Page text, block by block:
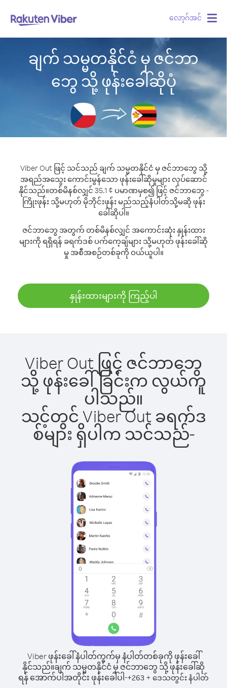
လော့ဂ်အင်
ချက် သမ္မတနိုင်ငံ မှ ဇင်ဘာ
ဘွေ သို့ ဖုန်းခေါ်ဆိုပုံ
Viber Out ဖြင့် သင်သည် ချက် သမ္မတနိုင်ငံ မှ ဇင်ဘာဘွေ သို့
အရည်အသွေး ကောင်းမွန်သော ဖုန်းခေါ်ဆိုမှုများ လုပ်ဆောင်
နိုင်သည်။တစ်မိနစ်လျှင် 35.1 ¢ ပမာဏမှစ၍ ဖြင့် ဇင်ဘာဘွေ -
ကြိုးဖုန်း သို့မဟုတ် မိုဘိုင်းဖုန်း မည်သည့်နံပါတ်သို့မဆို ဖုန်း
ခေါ်ဆိုပါ။
ဇင်ဘာဘွေ အတွက် တစ်မိနစ်လျှင် အကောင်းဆုံး နှုန်းထား
များကို ရရှိရန် ခရက်ဒစ် ပက်ကေ့ချ်များ သို့မဟုတ် ဖုန်းခေါ်ဆို
မှု အစီအစဉ်တစ်ခုကို ဝယ်ယူပါ။
နှုန်းထားများကို ကြည့်ပါ
Viber Out ဖြင့် ဇင်ဘာဘွေ
သို့ ဖုန်းခေါ်ခြင်းက လွယ်ကူ
ပါသည်။
သင့်တွင် Viber Out ခရက်ဒ
စ်များ ရှိပါက သင်သည်-
Viber ဖုန်းခေါ်နံပါတ်ကွက်မှ နံပါတ်တစ်ခုကို ဖုန်းခေါ်
နိုင်သည်။ချက် သမ္မတနိုင်ငံ မှ ဇင်ဘာဘွေ သို့ ဖုန်းခေါ်ဆို
ရန် အောက်ပါအတိုင်း ဖုန်းခေါ်ပါ-+263 + ဒေသတွင်း နံပါတ်